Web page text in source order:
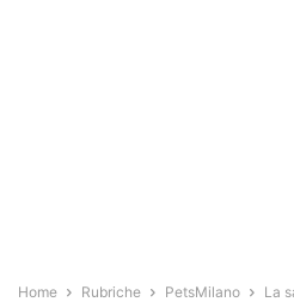
Home Rubriche PetsMilano La